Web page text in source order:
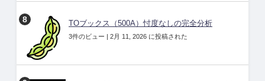
TOブックス（500A）忖度なしの完全分析
3件のビュー | 2月 11, 2026 に投稿された